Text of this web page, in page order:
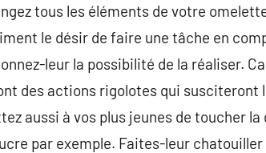
tous les éléments de votre
le désir de faire une tâche en
leur la possibilité de la réaliser.
des actions rigolotes qui susciteront
aussi à vos plus jeunes de toucher la
par exemple. Faites-leur chatouiller